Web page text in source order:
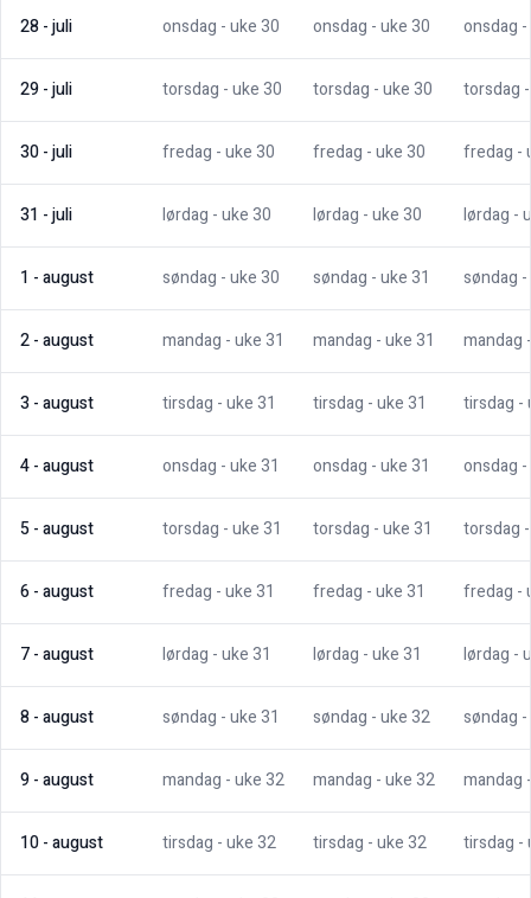
28-juli onsdag - uke30 onsdag - uke30 onsdag
29-juli torsdag - uke30 torsdag - uke30 torsdag
30-juli fredag - uke30 fredag - uke30 fredag -
31 -juli lørdag - uke30 lørdag - uke30 lørdag -
1 -august søndag - uke30 søndag - uke31 søndag
2-august mandag - uke31 mandag - uke31 mandag
3 -august tirsdag - uke31 tirsdag - uke31 tirsdag -
4-august onsdag - uke31 onsdag - uke31 onsdag
5-august torsdag - uke31 torsdag - uke31 torsdag
6-august fredag - uke31 fredag - uke31 fredag -
7-august lørdag - uke31 lørdag - uke31 lørdag -
8-august søndag - uke31 søndag - uke32 søndag
9-august mandag - uke32 mandag - uke32 mandag
10-august tirsdag - uke32 tirsdag - uke32 tirsdag -